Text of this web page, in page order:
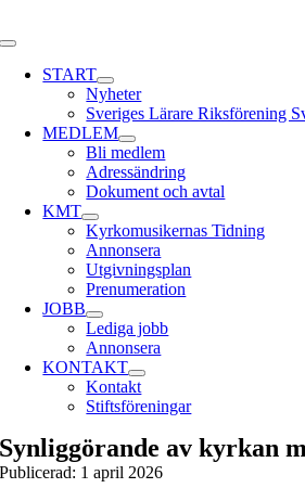
to
Toggle
NavigationSTART
Nyheter
Sveriges Lärare Riksförening
MEDLEM
Bli medlem
Adressändring
Dokument och avtal
KMT
Kyrkomusikernas Tidning
Annonsera
Utgivningsplan
Prenumeration
JOBB
Lediga jobb
Annonsera
KONTAKT
Kontakt
Stiftsföreningar
Synliggörande av kyrkan
Publicerad: 1 april 2026